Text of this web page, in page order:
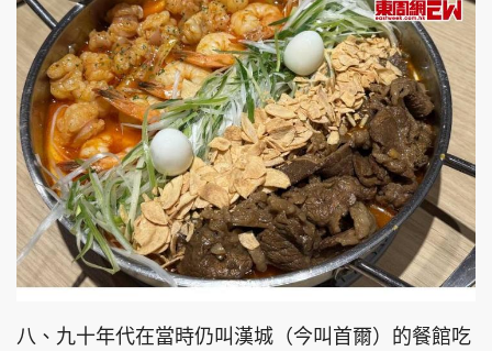
親子王 Oh!爸媽 JobMarket
頭條搵工 EDUPLUS
關於我們
隱私政策聲明
使用條款
八、九十年代在當時仍叫漢城（今叫首爾）的餐館吃